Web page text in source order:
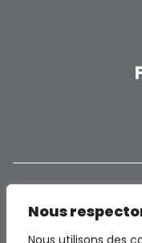
Nous
Nous utilisons des